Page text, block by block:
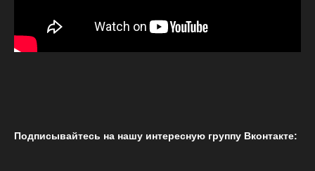
Подписывайтесь на нашу интересную группу Вконтакте: